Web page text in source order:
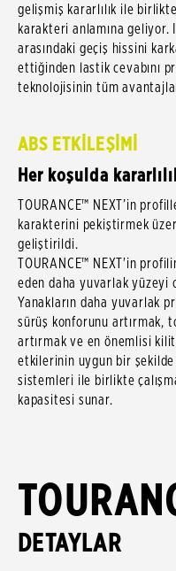
gelişmiş kararlılık ile
karakteri anlamına
arasındaki geçiş hissini
ettiğinden lastik cevabını
teknolojisinin tüm
ABS ETKİLEŞİMİ
Her koşulda
TOURANCE™ NEXT’in
karakterini pekiştirmek
geliştirildi.
TOURANCE™ NEXT'in
eden daha yuvarlak yüzeyi
Yanakların daha yuvarlak
sürüş konforunu artırmak,
artırmak ve en önemlisi
etkilerinin uygun bir şekilde
sistemleri ile birlikte
kapasitesi sunar.
DETAYLAR